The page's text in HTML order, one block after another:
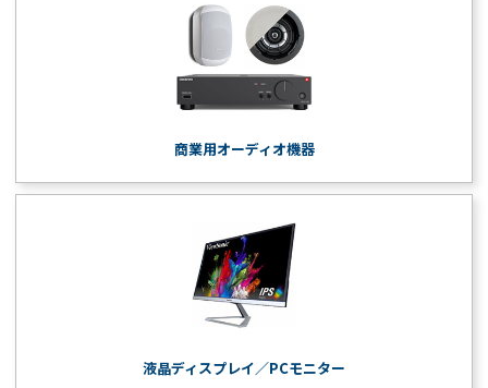
商業用オーディオ機器
液晶ディスプレイ／PCモニター